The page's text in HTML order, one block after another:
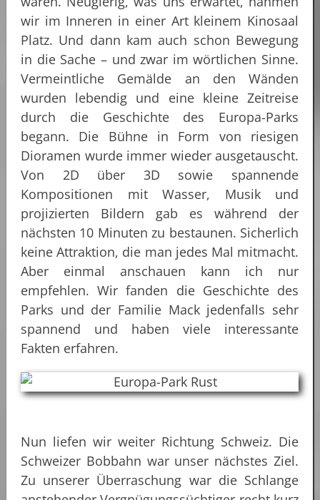
wir im Inneren in einer Art kleinem Kinosaal
Platz. Und dann kam auch schon Bewegung
in die Sache – und zwar im wörtlichen Sinne.
Vermeintliche Gemälde an den Wänden
wurden lebendig und eine kleine Zeitreise
durch die Geschichte des Europa-Parks
begann. Die Bühne in Form von riesigen
Dioramen wurde immer wieder ausgetauscht.
Von 2D über 3D sowie spannende
Kompositionen mit Wasser, Musik und
projizierten Bildern gab es während der
nächsten 10 Minuten zu bestaunen. Sicherlich
keine Attraktion, die man jedes Mal mitmacht.
Aber einmal anschauen kann ich nur
empfehlen. Wir fanden die Geschichte des
Parks und der Familie Mack jedenfalls sehr
spannend und haben viele interessante
Fakten erfahren.
Nun liefen wir weiter Richtung Schweiz. Die
Schweizer Bobbahn war unser nächstes Ziel.
Zu unserer Überraschung war die Schlange